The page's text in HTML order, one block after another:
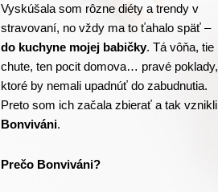
Vyskúšala som rôzne diéty a trendy v
stravovaní, no vždy ma to ťahalo späť –
do kuchyne mojej babičky. Tá vôňa, tie
chute, ten pocit domova… pravé poklady,
ktoré by nemali upadnúť do zabudnutia.
Bonviváni.
Prečo Bonviváni?